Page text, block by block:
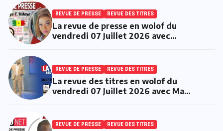
REVUE DE PRESSE REVUE DES TITRES
La revue de presse en wolof du
vendredi 07 Juillet 2026 avec
REVUE DE PRESSE REVUE DES TITRES
La revue des titres en wolof du
vendredi 07 Juillet 2026 avec Ma
REVUE DE PRESSE REVUE DES TITRES